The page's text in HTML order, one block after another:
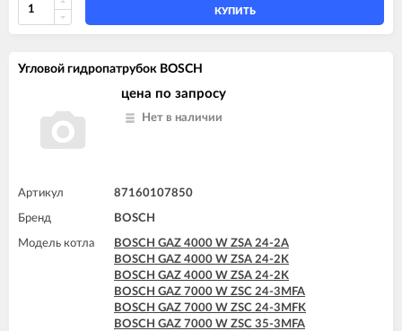
BOSCH GAZ 7000 W ZWC 28-3MFK
BOSCH GAZ 7000 W ZWC 35-3MFA
КУПИТЬ
Угловой гидропатрубок BOSCH
цена по запросу
Нет в наличии
Артикул 87160107850
Бренд BOSCH
Модель котла
BOSCH GAZ 4000 W ZSA 24-2A
BOSCH GAZ 4000 W ZSA 24-2K
BOSCH GAZ 4000 W ZSA 24-2K
BOSCH GAZ 7000 W ZSC 24-3MFA
BOSCH GAZ 7000 W ZSC 24-3MFK
BOSCH GAZ 7000 W ZSC 35-3MFA